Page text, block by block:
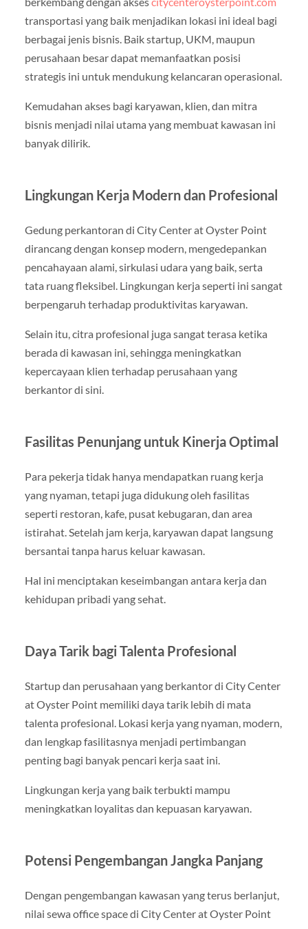
transportasi yang baik menjadikan lokasi ini ideal bagi
berbagai jenis bisnis. Baik startup, UKM, maupun
perusahaan besar dapat memanfaatkan posisi
strategis ini untuk mendukung kelancaran operasional.
Kemudahan akses bagi karyawan, klien, dan mitra
bisnis menjadi nilai utama yang membuat kawasan ini
banyak dilirik.
Lingkungan Kerja Modern dan Profesional
Gedung perkantoran di City Center at Oyster Point
dirancang dengan konsep modern, mengedepankan
pencahayaan alami, sirkulasi udara yang baik, serta
tata ruang fleksibel. Lingkungan kerja seperti ini sangat
berpengaruh terhadap produktivitas karyawan.
Selain itu, citra profesional juga sangat terasa ketika
berada di kawasan ini, sehingga meningkatkan
kepercayaan klien terhadap perusahaan yang
berkantor di sini.
Fasilitas Penunjang untuk Kinerja Optimal
Para pekerja tidak hanya mendapatkan ruang kerja
yang nyaman, tetapi juga didukung oleh fasilitas
seperti restoran, kafe, pusat kebugaran, dan area
istirahat. Setelah jam kerja, karyawan dapat langsung
bersantai tanpa harus keluar kawasan.
Hal ini menciptakan keseimbangan antara kerja dan
kehidupan pribadi yang sehat.
Daya Tarik bagi Talenta Profesional
Startup dan perusahaan yang berkantor di City Center
at Oyster Point memiliki daya tarik lebih di mata
talenta profesional. Lokasi kerja yang nyaman, modern,
dan lengkap fasilitasnya menjadi pertimbangan
penting bagi banyak pencari kerja saat ini.
Lingkungan kerja yang baik terbukti mampu
meningkatkan loyalitas dan kepuasan karyawan.
Potensi Pengembangan Jangka Panjang
Dengan pengembangan kawasan yang terus berlanjut,
nilai sewa office space di City Center at Oyster Point